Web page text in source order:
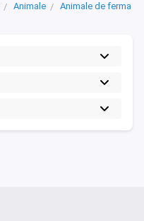
Animale
Animale de ferma